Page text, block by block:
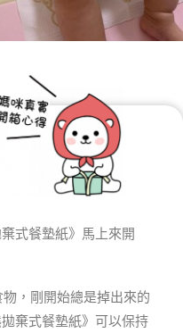
式餐墊紙》馬上來開
，剛開始總是掉出來的
棄式餐墊紙》可以保持